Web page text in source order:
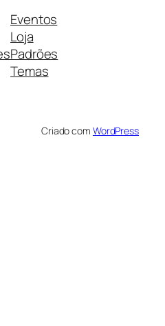
Eventos
Loja
Padrões
Temas
Criado com WordPress